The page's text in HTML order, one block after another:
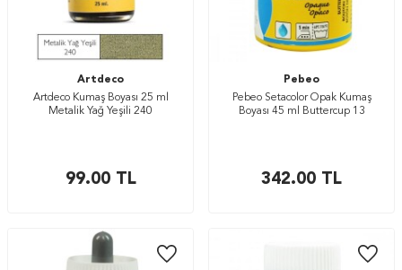
Artdeco
Artdeco Kumaş Boyası 25 ml
Metalik Yağ Yeşili 240
99.00TL
Pebeo
Pebeo Setacolor Opak Kumaş
Boyası 45 ml Buttercup 13
342.00 TL